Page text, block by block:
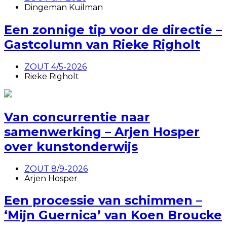
Dingeman Kuilman
Een zonnige tip voor de directie –
Gastcolumn van Rieke Righolt
ZOUT 4/5-2026
Rieke Righolt
Van concurrentie naar
samenwerking – Arjen Hosper
over kunstonderwijs
ZOUT 8/9-2026
Arjen Hosper
Een processie van schimmen –
‘Mijn Guernica’ van Koen Broucke